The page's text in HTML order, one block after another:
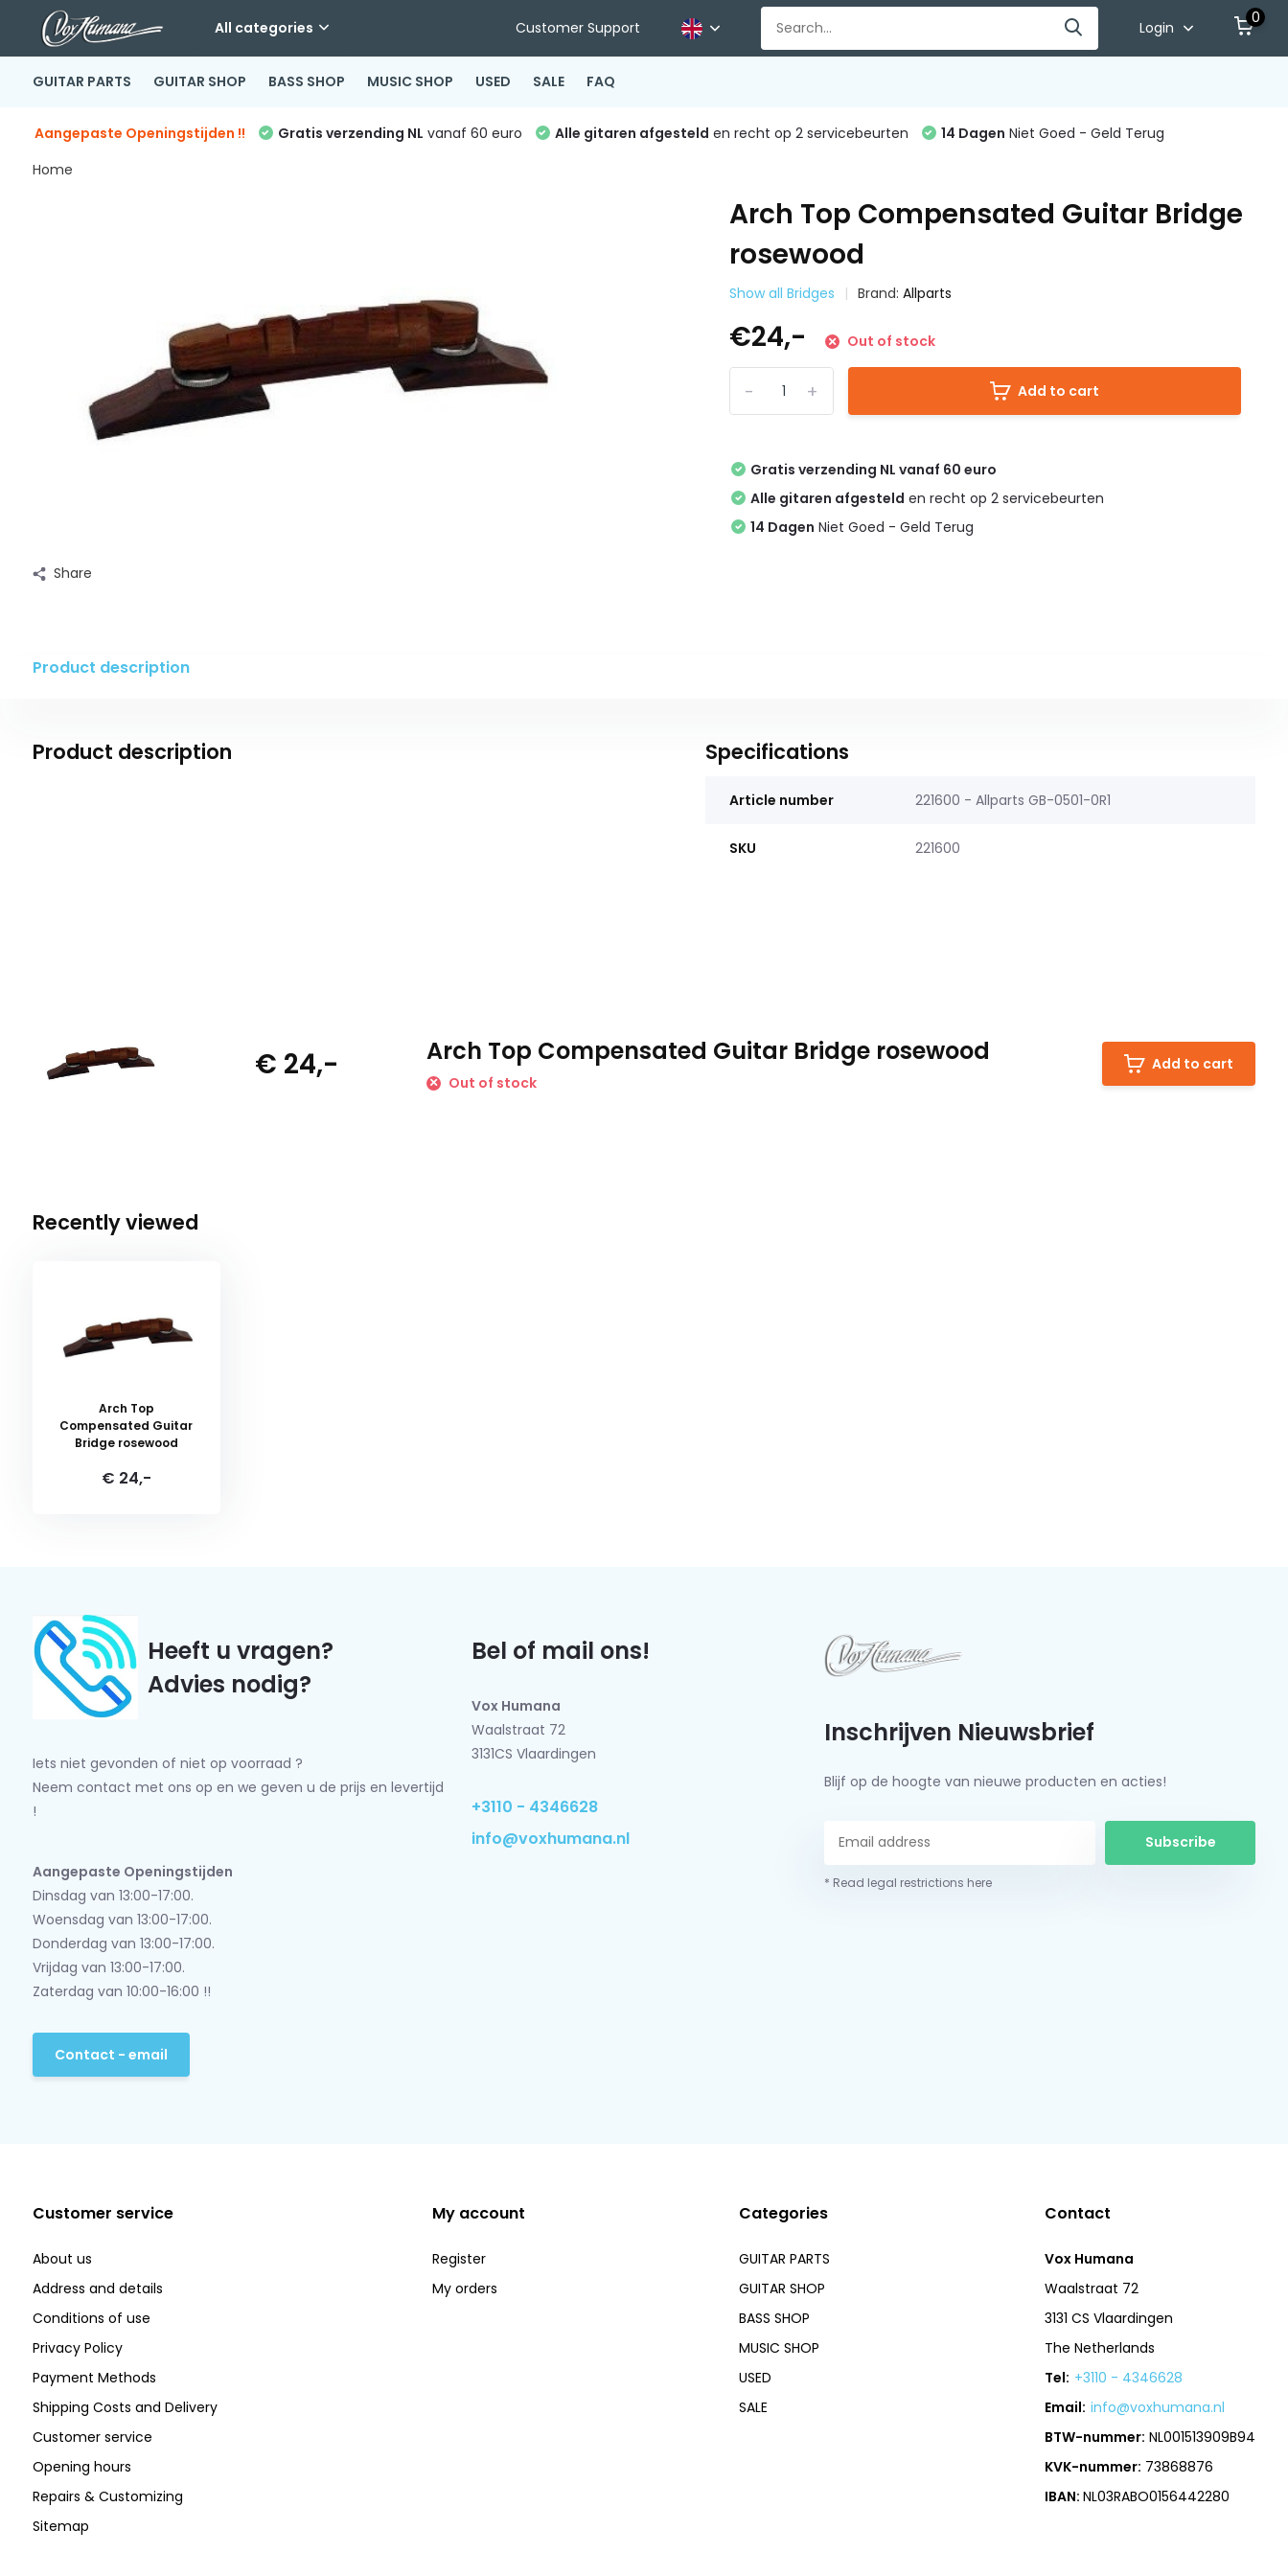
All categories Customer Support Login
0
GUITAR PARTS GUITAR SHOP BASS SHOP MUSIC SHOP USED SALE FAQ
Aangepaste Openingstijden !! Gratis verzending NL vanaf 60 euro Alle gitaren afgesteld en recht op 2 servicebeurten 14 Dagen Niet Goed - Geld Terug
Home
Share
Arch Top Compensated Guitar Bridge
rosewood
Show all Bridges Brand:Allparts
€24,- Out of stock
+
- Add to cart
Gratis verzending NL vanaf 60 euro
Alle gitaren afgesteld en recht op 2 servicebeurten
14 Dagen Niet Goed - Geld Terug
Product description
Product description Specifications
Article number 221600 - Allparts GB-0501-0R1
SKU 221600
€ 24,- Arch Top Compensated Guitar Bridge rosewood
Out of stock
Add to cart
Recently viewed
Arch Top
Compensated Guitar
Bridge rosewood
€ 24,-
Heeft u vragen?
Advies nodig?
Iets niet gevonden of niet op voorraad ?
Neem contact met ons op en we geven u de prijs en levertijd
!
Aangepaste Openingstijden
Dinsdag van 13:00-17:00.
Woensdag van 13:00-17:00.
Donderdag van 13:00-17:00.
Vrijdag van 13:00-17:00.
Zaterdag van 10:00-16:00 !!
Contact - email
Bel of mail ons!
Vox Humana
Waalstraat 72
3131CS Vlaardingen
+3110 - 4346628
info@voxhumana.nl
Inschrijven Nieuwsbrief
Blijf op de hoogte van nieuwe producten en acties!
Subscribe
* Read legal restrictions here
Customer service
About us
Address and details
Conditions of use
Privacy Policy
Payment Methods
Shipping Costs and Delivery
Customer service
Opening hours
Repairs & Customizing
Sitemap
My account
Register
My orders
Categories
GUITAR PARTS
GUITAR SHOP
BASS SHOP
MUSIC SHOP
USED
SALE
Contact
Vox Humana
Waalstraat 72
3131 CS Vlaardingen
The Netherlands
Tel: +3110 - 4346628
Email: info@voxhumana.nl
BTW-nummer: NL001513909B94
KVK-nummer: 73868876
IBAN:NL03RABO0156442280